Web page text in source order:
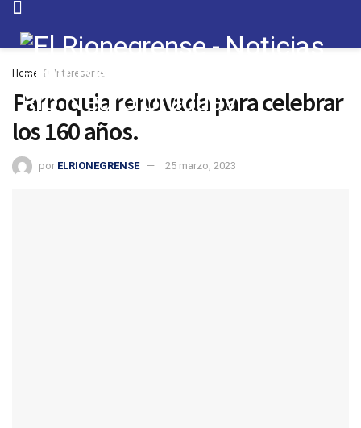
Home Interesante
Parroquia renovada para celebrar
los 160 años.
por ELRIONEGRENSE 25 marzo, 2023